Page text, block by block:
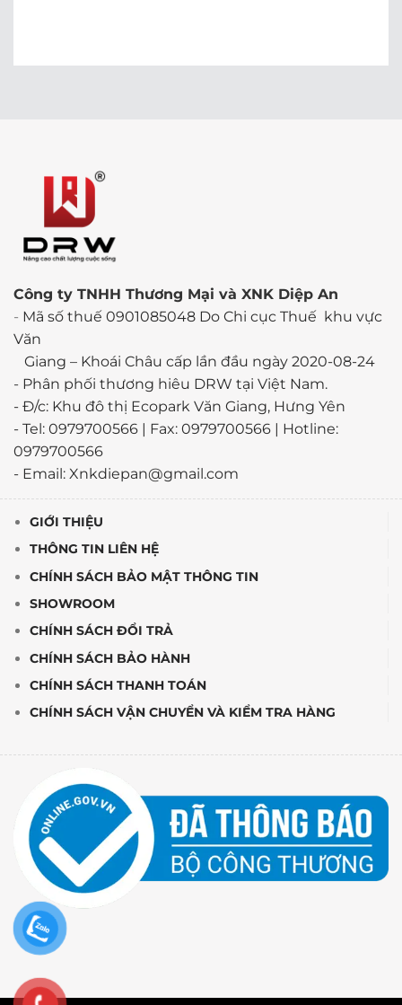
Công ty TNHH Thương Mại và XNK Diệp An
- Mã số thuế 0901085048 Do Chi cục Thuế khu vực
Văn
Giang – Khoái Châu cấp lần đầu ngày 2020-08-24
- Phân phối thương hiêu DRW tại Việt Nam.
- Đ/c: Khu đô thị Ecopark Văn Giang, Hưng Yên
- Tel: 0979700566 | Fax: 0979700566 | Hotline:
0979700566
- Email: Xnkdiepan@gmail.com
GIỚI THIỆU
THÔNG TIN LIÊN HỆ
CHÍNH SÁCH BẢO MẬT THÔNG TIN
SHOWROOM
CHÍNH SÁCH ĐỔI TRẢ
CHÍNH SÁCH BẢO HÀNH
CHÍNH SÁCH THANH TOÁN
CHÍNH SÁCH VẬN CHUYỂN VÀ KIỂM TRA HÀNG